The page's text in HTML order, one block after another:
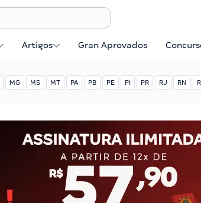
Artigos Gran Aprovados
MG MS MT PA PB PE PI PR RJ RN